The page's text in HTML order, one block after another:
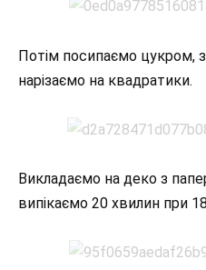
Потім посипаємо цукром,
нарізаємо на квадратики.
Викладаємо на деко з
випікаємо 20 хвилин при